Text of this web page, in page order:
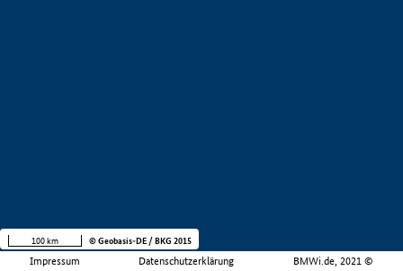
Impressum Datenschutzerklärung BMWi.de, 2021 ©
100 km © Geobasis-DE / BKG 2015